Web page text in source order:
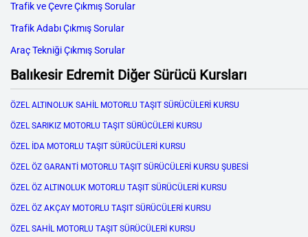
Trafik ve Çevre Çıkmış Sorular
Trafik Adabı Çıkmış Sorular
Araç Tekniği Çıkmış Sorular
Balıkesir Edremit Diğer Sürücü Kursları
ÖZEL ALTINOLUK SAHİL MOTORLU TAŞIT SÜRÜCÜLERİ KURSU
ÖZEL SARIKIZ MOTORLU TAŞIT SÜRÜCÜLERİ KURSU
ÖZEL İDA MOTORLU TAŞIT SÜRÜCÜLERİ KURSU
ÖZEL ÖZ GARANTİ MOTORLU TAŞIT SÜRÜCÜLERİ KURSU ŞUBESİ
ÖZEL ÖZ ALTINOLUK MOTORLU TAŞIT SÜRÜCÜLERİ KURSU
ÖZEL ÖZ AKÇAY MOTORLU TAŞIT SÜRÜCÜLERİ KURSU
ÖZEL SAHİL MOTORLU TAŞIT SÜRÜCÜLERİ KURSU